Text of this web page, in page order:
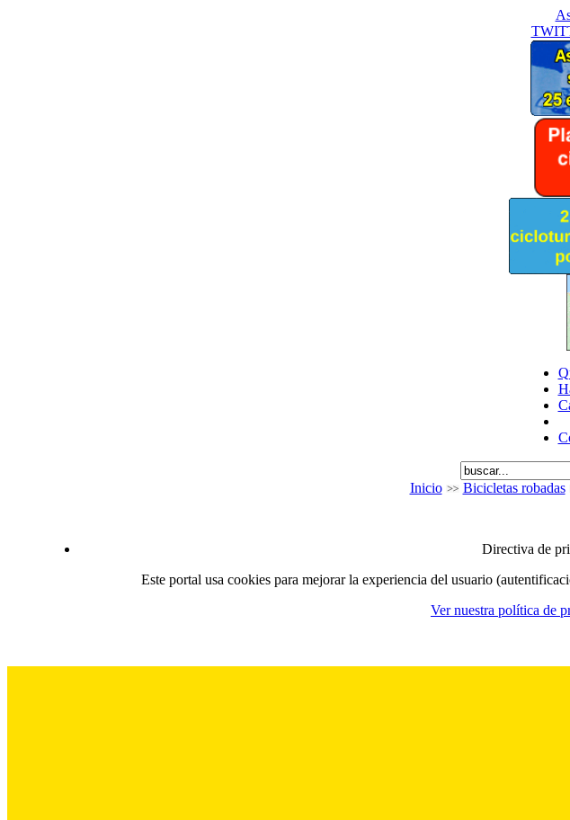
Inicio Bicicletas robadas
Directiva de
Este portal usa cookies para mejorar la experiencia del usuario
Ver nuestra política de